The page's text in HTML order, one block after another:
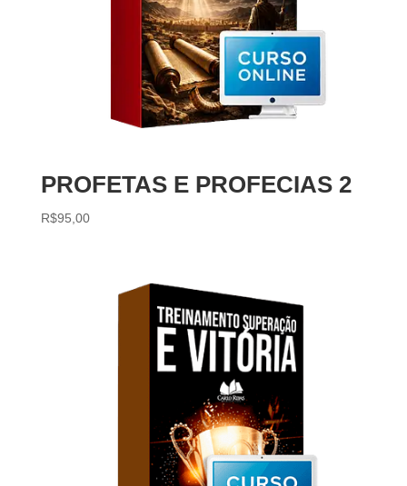
PROFETAS E PROFECIAS 2
R$95,00